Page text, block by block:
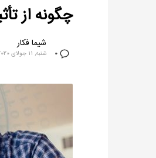
چگونه از
0
شیما فکار
شنبه, 11 جولای 2020